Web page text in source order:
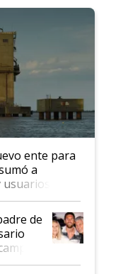
ente para
a
de